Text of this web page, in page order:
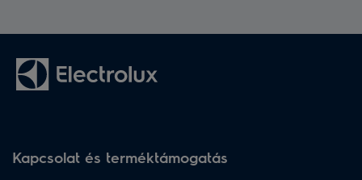
Kapcsolat és terméktámogatás